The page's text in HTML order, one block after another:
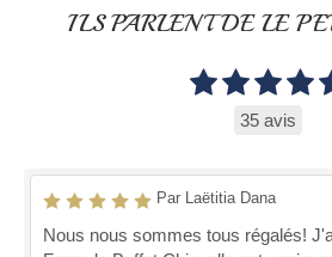
ILS PARLENT DE LE
35 avis
Par Laëtitia Dana
Nous nous sommes tous régalés!